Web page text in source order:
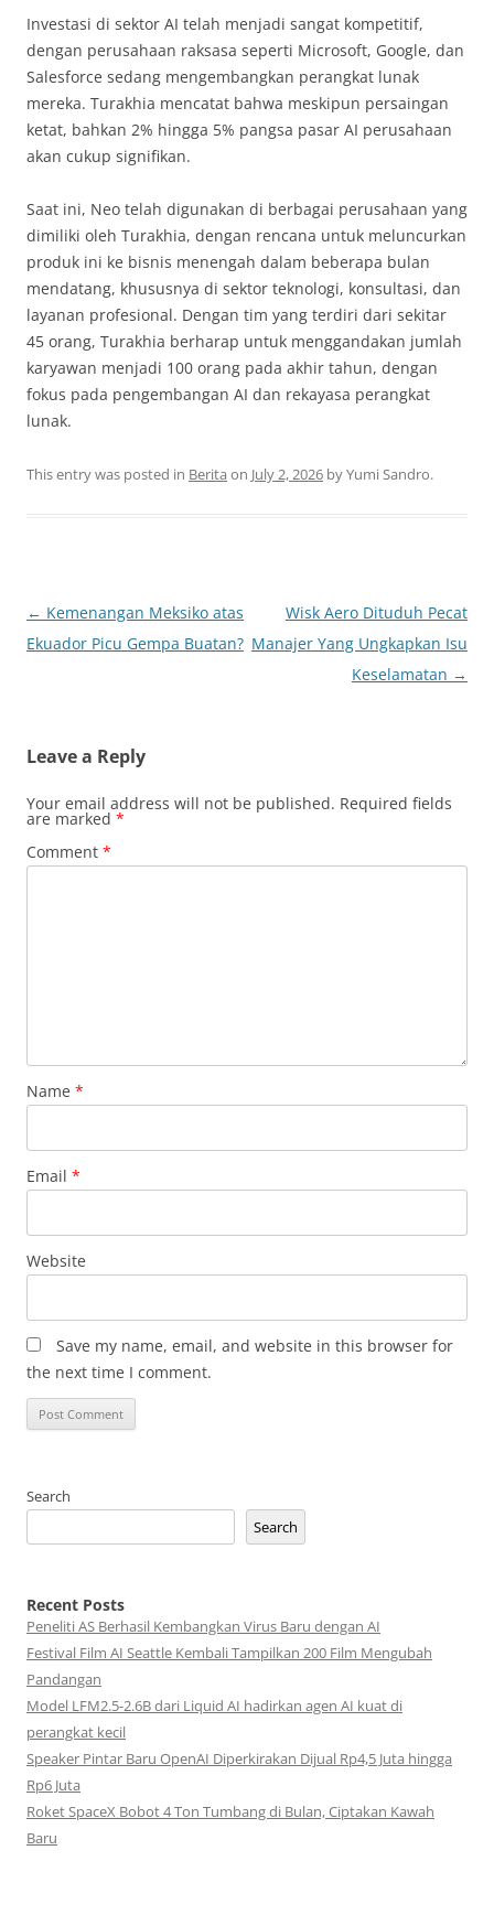
Investasi di sektor AI telah menjadi sangat kompetitif,
dengan perusahaan raksasa seperti Microsoft, Google, dan
Salesforce sedang mengembangkan perangkat lunak
mereka. Turakhia mencatat bahwa meskipun persaingan
ketat, bahkan 2% hingga 5% pangsa pasar AI perusahaan
akan cukup signifikan.
Saat ini, Neo telah digunakan di berbagai perusahaan yang
dimiliki oleh Turakhia, dengan rencana untuk meluncurkan
produk ini ke bisnis menengah dalam beberapa bulan
mendatang, khususnya di sektor teknologi, konsultasi, dan
layanan profesional. Dengan tim yang terdiri dari sekitar
45 orang, Turakhia berharap untuk menggandakan jumlah
karyawan menjadi 100 orang pada akhir tahun, dengan
fokus pada pengembangan AI dan rekayasa perangkat
lunak.
This entry was posted in Berita on July 2, 2026 byYumi Sandro.
Post
navigation
← Kemenangan Meksiko atas
Ekuador Picu Gempa Buatan?
Wisk Aero Dituduh Pecat
Manajer Yang Ungkapkan Isu
Keselamatan →
Leave a Reply
Your email address will not be published. Required fields
are marked *
Comment *
Name *
Email *
Website
Save my name, email, and website in this browser for
the next time I comment.
Search
Search
Recent Posts
Peneliti AS Berhasil Kembangkan Virus Baru dengan AI
Festival Film AI Seattle Kembali Tampilkan 200 Film Mengubah
Pandangan
Model LFM2.5-2.6B dari Liquid AI hadirkan agen AI kuat di
perangkat kecil
Speaker Pintar Baru OpenAI Diperkirakan Dijual Rp4,5 Juta hingga
Rp6 Juta
Roket SpaceX Bobot 4 Ton Tumbang di Bulan, Ciptakan Kawah
Baru